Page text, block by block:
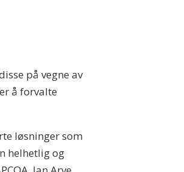
på vegne av
å forvalte
løsninger som
helhetlig og